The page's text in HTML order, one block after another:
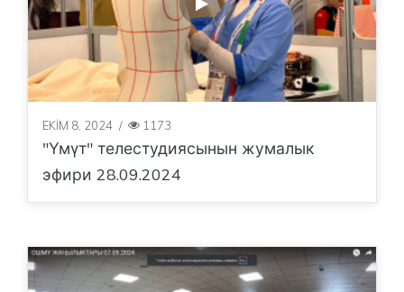
EKIM 8, 2024 / 1173
"Үмүт" телестудиясынын жумалык
эфири 28.09.2024